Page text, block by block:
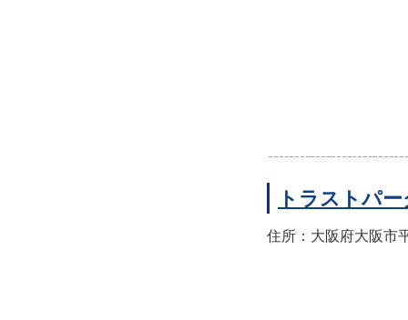
トラストパ
住所：大阪府大阪市